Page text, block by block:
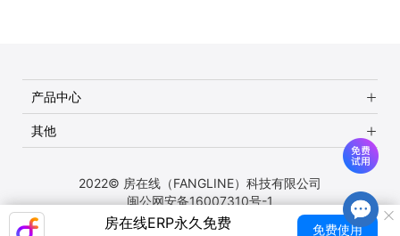
房在线ERP永久免费 免费使用
产品中心
其他
2022© 房在线（FANGLINE）科技有限公司
闽公网安备16007310号-1